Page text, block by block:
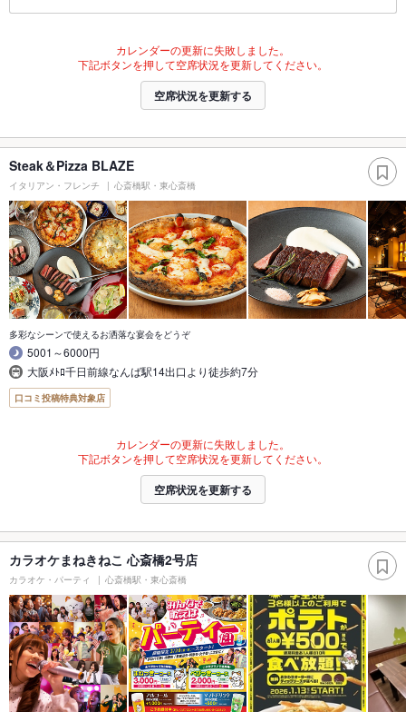
カレンダーの更新に失敗しました。
下記ボタンを押して空席状況を更新してください。
空席状況を更新する
Steak＆Pizza BLAZE
イタリアン・フレンチ 心斎橋駅・東心斎橋
多彩なシーンで使えるお洒落な宴会をどうぞ
5001～6000円
大阪ﾒﾄﾛ千日前線なんば駅14出口より徒歩約7分
口コミ投稿特典対象店
カレンダーの更新に失敗しました。
下記ボタンを押して空席状況を更新してください。
空席状況を更新する
カラオケまねきねこ 心斎橋2号店
カラオケ・パーティ 心斎橋駅・東心斎橋